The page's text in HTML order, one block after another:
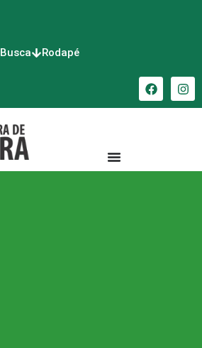
Busca Rodapé